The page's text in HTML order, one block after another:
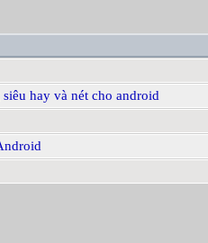
hay và nét cho android